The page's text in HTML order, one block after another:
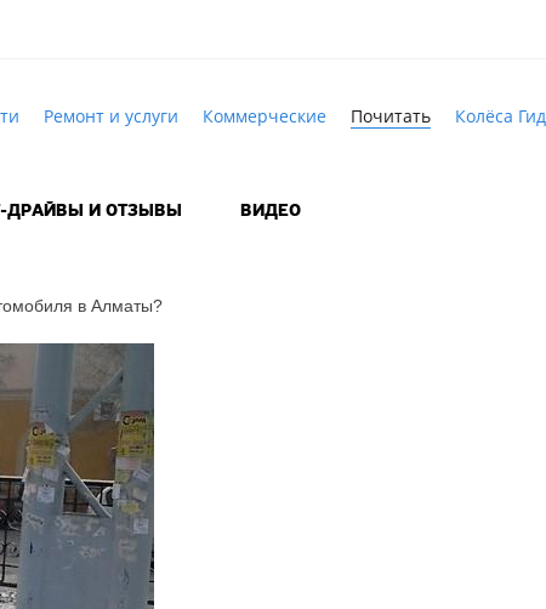
Ремонт и услуги Коммерческие Почитать Колёса Гид
ДРАЙВЫ И ОТЗЫВЫ ВИДЕО
в Алматы?